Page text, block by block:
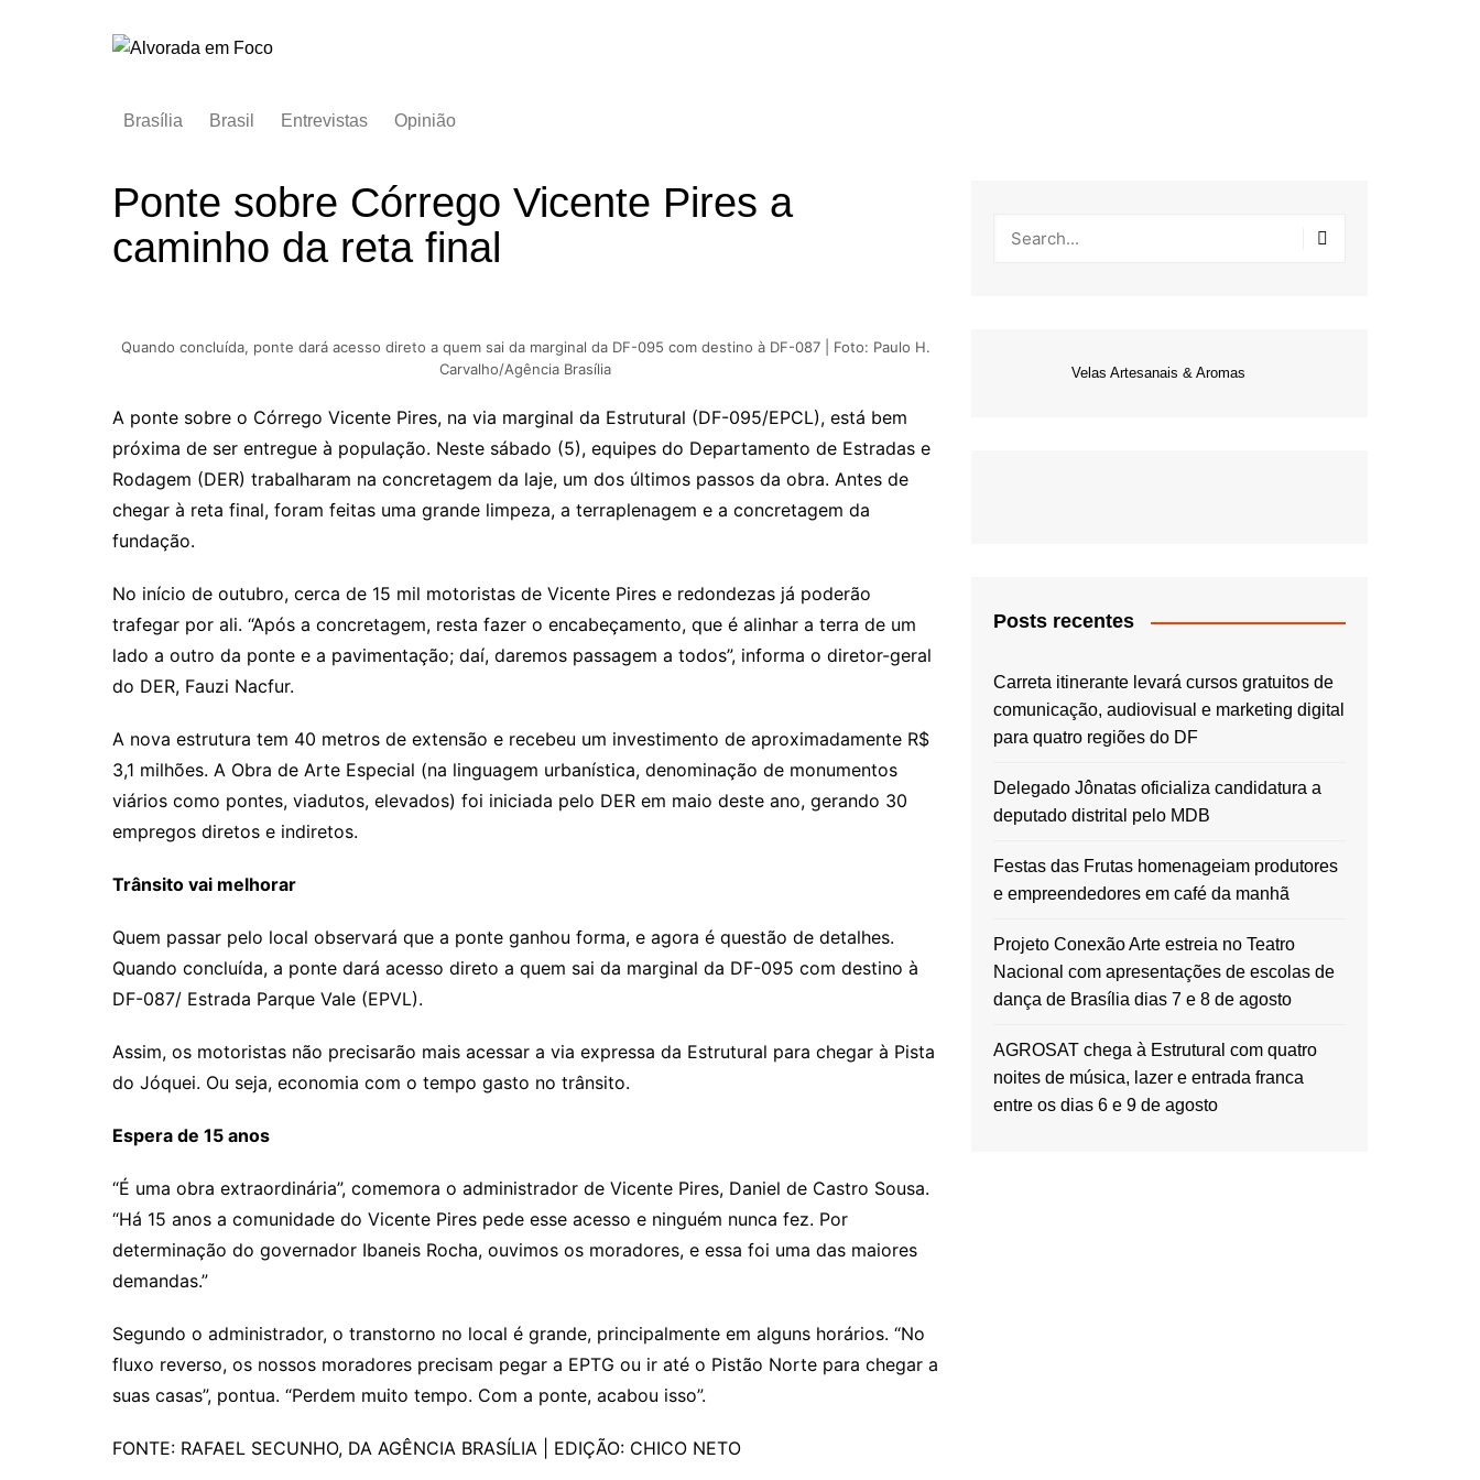
Brasília
Brasil Entrevistas Opinião
Ponte sobre Córrego Vicente Pires a
caminho da reta final
Quando concluída, ponte dará acesso direto a quem sai da marginal da DF-095 com destino à DF-087 | Foto: Paulo H.
Carvalho/Agência Brasília
A ponte sobre o Córrego Vicente Pires, na via marginal da Estrutural (DF-095/EPCL), está bem
próxima de ser entregue à população. Neste sábado (5), equipes do Departamento de Estradas e
Rodagem (DER) trabalharam na concretagem da laje, um dos últimos passos da obra. Antes de
chegar à reta final, foram feitas uma grande limpeza, a terraplenagem e a concretagem da
fundação.
No início de outubro, cerca de 15 mil motoristas de Vicente Pires e redondezas já poderão
trafegar por ali. “Após a concretagem, resta fazer o encabeçamento, que é alinhar a terra de um
lado a outro da ponte e a pavimentação; daí, daremos passagem a todos”, informa o diretor-geral
do DER, Fauzi Nacfur.
A nova estrutura tem 40 metros de extensão e recebeu um investimento de aproximadamente R$
3,1 milhões. A Obra de Arte Especial (na linguagem urbanística, denominação de monumentos
viários como pontes, viadutos, elevados) foi iniciada pelo DER em maio deste ano, gerando 30
empregos diretos e indiretos.
Trânsito vai melhorar
Quem passar pelo local observará que a ponte ganhou forma, e agora é questão de detalhes.
Quando concluída, a ponte dará acesso direto a quem sai da marginal da DF-095 com destino à
DF-087/ Estrada Parque Vale (EPVL).
Assim, os motoristas não precisarão mais acessar a via expressa da Estrutural para chegar à Pista
do Jóquei. Ou seja, economia com o tempo gasto no trânsito.
Espera de 15 anos
“É uma obra extraordinária”, comemora o administrador de Vicente Pires, Daniel de Castro Sousa.
“Há 15 anos a comunidade do Vicente Pires pede esse acesso e ninguém nunca fez. Por
determinação do governador Ibaneis Rocha, ouvimos os moradores, e essa foi uma das maiores
demandas.”
Segundo o administrador, o transtorno no local é grande, principalmente em alguns horários. “No
fluxo reverso, os nossos moradores precisam pegar a EPTG ou ir até o Pistão Norte para chegar a
suas casas”, pontua. “Perdem muito tempo. Com a ponte, acabou isso”.
FONTE: RAFAEL SECUNHO, DA AGÊNCIA BRASÍLIA | EDIÇÃO: CHICO NETO
Velas Artesanais & Aromas
Posts recentes
Carreta itinerante levará cursos gratuitos de
comunicação, audiovisual e marketing digital
para quatro regiões do DF
Delegado Jônatas oficializa candidatura a
deputado distrital pelo MDB
Festas das Frutas homenageiam produtores
e empreendedores em café da manhã
Projeto Conexão Arte estreia no Teatro
Nacional com apresentações de escolas de
dança de Brasília dias 7 e 8 de agosto
AGROSAT chega à Estrutural com quatro
noites de música, lazer e entrada franca
entre os dias 6 e 9 de agosto